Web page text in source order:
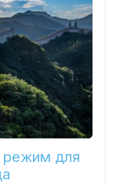
режим для